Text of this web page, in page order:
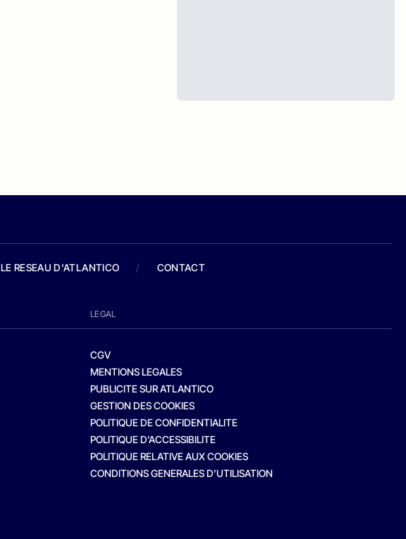
LE RESEAU D'ATLANTICO / CONTACT
LEGAL
CGV
MENTIONS LEGALES
PUBLICITE SUR ATLANTICO
GESTION DES COOKIES
POLITIQUE DE CONFIDENTIALITE
POLITIQUE D’ACCESSIBILITE
POLITIQUE RELATIVE AUX COOKIES
CONDITIONS GENERALES D’UTILISATION